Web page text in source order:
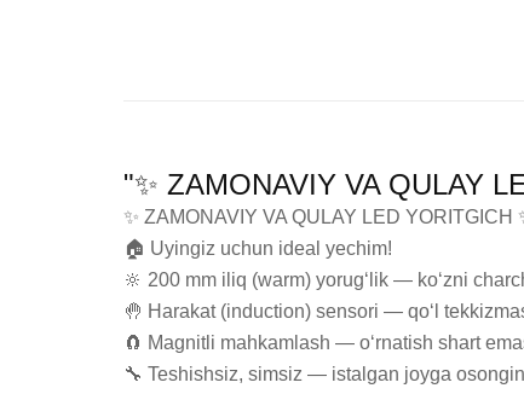
"✨ ZAMONAVIY VA QULAY
✨ ZAMONAVIY VA QULAY LED YORITGICH
🏠 Uyingiz uchun ideal yechim!
🔆 200 mm iliq (warm) yorug‘lik — ko‘zni
🤚 Harakat (induction) sensori — qo‘l
🧲 Magnitli mahkamlash — o‘rnatish shart
🔧 Teshishsiz, simsiz — istalgan joyga